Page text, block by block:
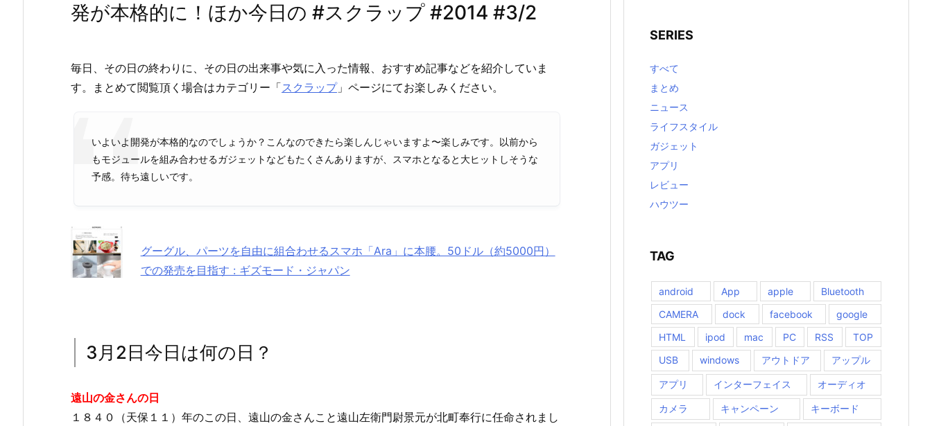
発が本格的に！ほか今日の #スクラップ #2014 #3/2
毎日、その日の終わりに、その日の出来事や気に入った情報、おすすめ記事などを紹介していま
す。まとめて閲覧頂く場合はカテゴリー「スクラップ」ページにてお楽しみください。
いよいよ開発が本格的なのでしょうか？こんなのできたら楽しんじゃいますよ〜楽しみです。以前から
もモジュールを組み合わせるガジェットなどもたくさんありますが、スマホとなると大ヒットしそうな
予感。待ち遠しいです。
グーグル、パーツを自由に組合わせるスマホ「Ara」に本腰。50ドル（約5000円）
での発売を目指す : ギズモード・ジャパン
3月2日今日は何の日？
遠山の金さんの日
１８４０（天保１１）年のこの日、遠山の金さんこと遠山左衛門尉景元が北町奉行に任命されまし
SERIES
すべて
まとめ
ニュース
ライフスタイル
ガジェット
アプリ
レビュー
ハウツー
TAG
android App apple
Bluetooth
CAMERA
dock facebook
google
HTML
ipod mac PC RSS
TOP
USB
windows アウトドア アップル
アプリ インターフェイス オーディオ
カメラ キャンペーン キーボード